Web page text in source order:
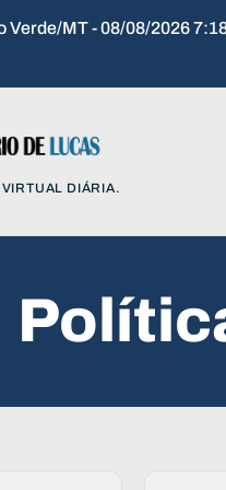
Verde/MT - 08/08/2026
DIÁRIA.